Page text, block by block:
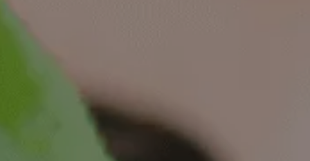
Revistas
Apreensão de animais